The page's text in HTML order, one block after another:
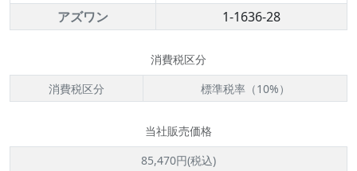
アズワン
1-1636-28
消費税区分
消費税区分
標準税率（10%）
当社販売価格
85,470円(税込)